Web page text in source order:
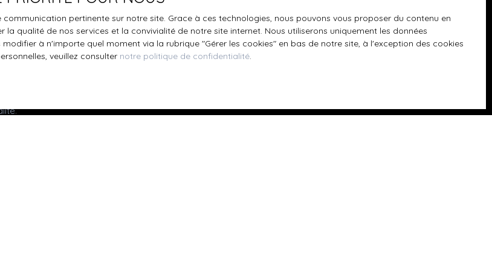
sur la liste d'opposition au démarchage téléphonique,
du code de la consommation, sur le site Internet
courrier adressé à :
le traitement de vos données personnelles, veuillez consulter notre
.
pertinente sur notre site. Grace à ces technologies, nous pouvons vous proposer du contenu en
qualité de nos services et la convivialité de notre site internet. Nous utiliserons uniquement les données
à n'importe quel moment via la rubrique ″Gérer les cookies″ en bas de notre site, à l'exception des cookies
veuillez consulter notre politique de confidentialité.